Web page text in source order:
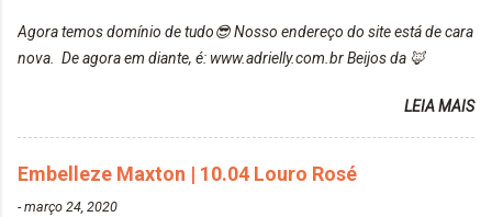
de inúmeras lavagens, meu cabelo teve um bom
desbotamento da cor, ele ficou um rosa bem suave,
DekapColor. Adorei o resultado da limpeza. Ficou
Agora temos domínio de tudo😎 Nosso endereço do site está de cara
nova. De agora em diante, é: www.adrielly.com.br Beijos da 🦊
LEIA MAIS
Embelleze Maxton | 10.04 Louro Rosé
-março 24, 2020